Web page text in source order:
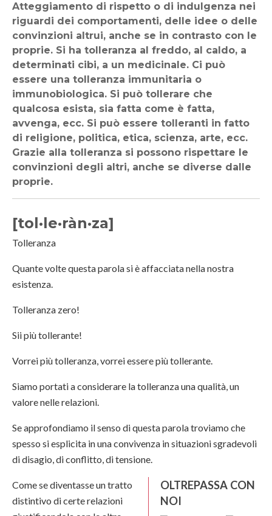
Atteggiamento di rispetto o di indulgenza nei
riguardi dei comportamenti, delle idee o delle
convinzioni altrui, anche se in contrasto con le
proprie. Si ha tolleranza al freddo, al caldo, a
determinati cibi, a un medicinale. Ci può
essere una tolleranza immunitaria o
immunobiologica. Si può tollerare che
qualcosa esista, sia fatta come è fatta,
avvenga, ecc. Si può essere tolleranti in fatto
di religione, politica, etica, scienza, arte, ecc.
Grazie alla tolleranza si possono rispettare le
convinzioni degli altri, anche se diverse dalle
proprie.
[tol·le·ràn·za]
Tolleranza
Quante volte questa parola si è affacciata nella nostra
esistenza.
Tolleranza zero!
Sii più tollerante!
Vorrei più tolleranza, vorrei essere più tollerante.
Siamo portati a considerare la tolleranza una qualità, un
valore nelle relazioni.
Se approfondiamo il senso di questa parola troviamo che
spesso si esplicita in una convivenza in situazioni sgradevoli
di disagio, di conflitto, di tensione.
OLTREPASSA CON
NOI
Come se diventasse un tratto
distintivo di certe relazioni